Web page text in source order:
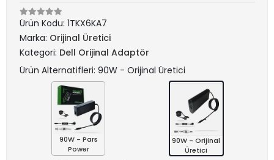
Ürün Kodu: 1TKX6KA7
Marka: Orijinal Üretici
Kategori: Dell Orijinal Adaptör
Ürün Alternatifleri: 90W - Orijinal Üretici
90W - Pars
Power
90W - Orijinal
Üretici